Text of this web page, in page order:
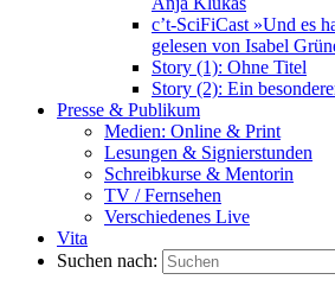
c’t-SciFiCast »Und es
gelesen von Isabel
Story (1): Ohne Titel
Story (2): Ein
Presse & Publikum
Medien: Online & Print
Lesungen & Signierstunden
Schreibkurse & Mentorin
TV / Fernsehen
Verschiedenes Live
Vita
Suchen nach: